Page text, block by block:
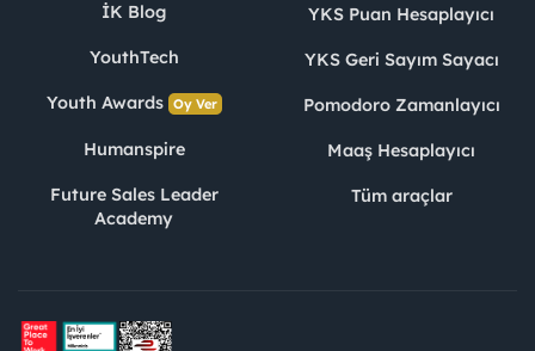
İK Blog
YouthTech
Youth Awards Oy Ver
Humanspire
Future Sales Leader
Academy
YKS Puan Hesaplayıcı
YKS Geri Sayım Sayacı
Pomodoro Zamanlayıcı
Maaş Hesaplayıcı
Tüm araçlar